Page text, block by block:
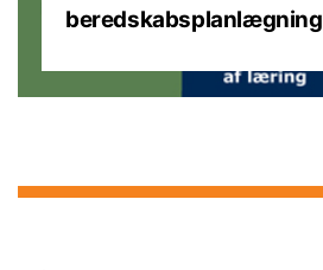
beredskabsplanlægning